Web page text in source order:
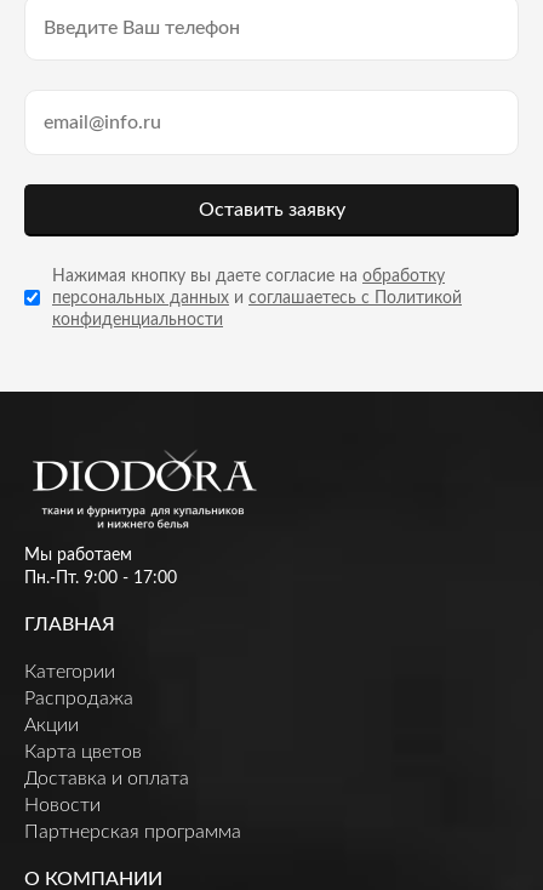
Оставить заявку
Нажимая кнопку вы даете согласие на обработку
персональных данных и соглашаетесь с Политикой
конфиденциальности
Мы работаем
Пн.-Пт. 9:00 - 17:00
ГЛАВНАЯ
Категории
Распродажа
Акции
Карта цветов
Доставка и оплата
Новости
Партнерская программа
О КОМПАНИИ